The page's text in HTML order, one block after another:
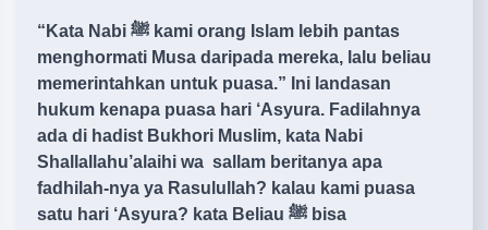
“Kata Nabi ﷺ kami orang Islam lebih pantas
menghormati Musa daripada mereka, lalu beliau
memerintahkan untuk puasa.” Ini landasan
hukum kenapa puasa hari ‘Asyura. Fadilahnya
ada di hadist Bukhori Muslim, kata Nabi
Shallallahu’alaihi wa sallam beritanya apa
fadhilah-nya ya Rasulullah? kalau kami puasa
satu hari ‘Asyura? kata Beliau ﷺ bisa